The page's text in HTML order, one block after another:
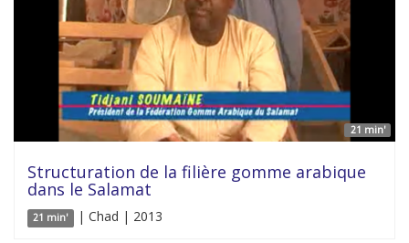
21 min'
Structuration de la filière gomme arabique
dans le Salamat
21 min' | Chad | 2013